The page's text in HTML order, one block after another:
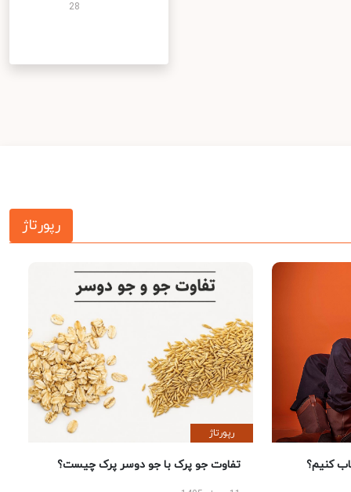
28
رپورتاژ
کنیم؟
رپورتاژ
تفاوت جو پرک با جو دوسر پرک چیست؟